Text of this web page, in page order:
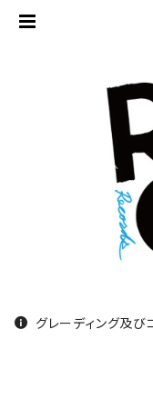
グレーディング及び